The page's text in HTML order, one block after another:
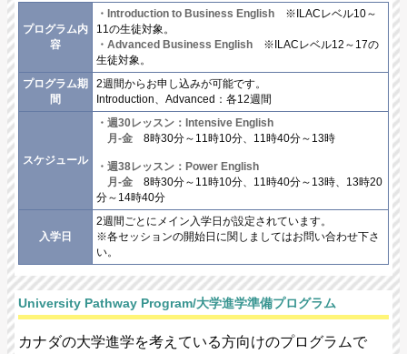
プログラム内
容
・Introduction to Business English ※ILACレベル10～
11の生徒対象。
・Advanced Business English ※ILACレベル12～17の
生徒対象。
プログラム期
間
2週間からお申し込みが可能です。
Introduction、Advanced：各12週間
スケジュール
・週30レッスン：Intensive English
月-金 8時30分～11時10分、11時40分～13時
・週38レッスン：Power English
月-金 8時30分～11時10分、11時40分～13時、13時20
分～14時40分
入学日
2週間ごとにメイン入学日が設定されています。
※各セッションの開始日に関しましてはお問い合わせ下さ
い。
University Pathway Program/大学進学準備プログラム
カナダの大学進学を考えている方向けのプログラムで